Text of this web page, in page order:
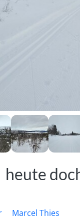
heute
Marcel Thies